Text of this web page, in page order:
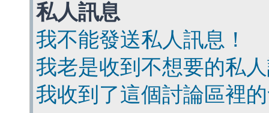
私人訊息
我不能發送私人訊息！
我老是收到不想要的私
我收到了這個討論區裡